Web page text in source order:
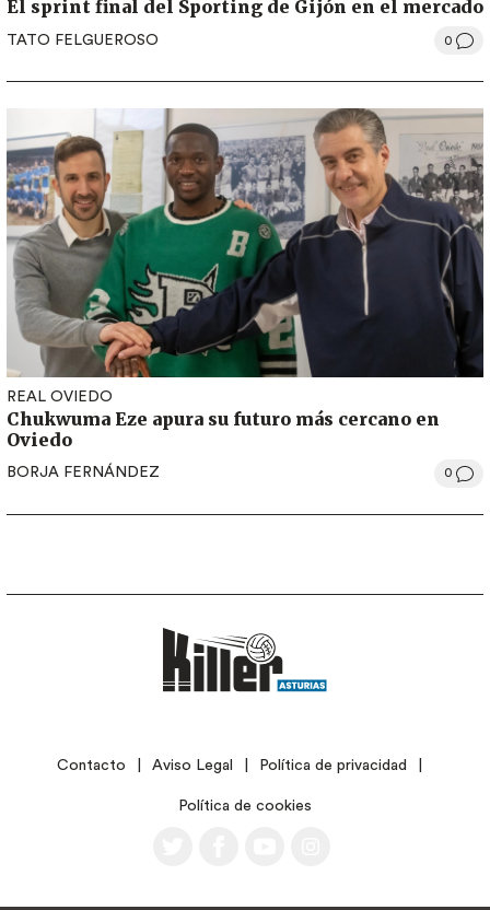
El sprint final del Sporting de Gijón en el mercado
TATO FELGUEROSO 0
REAL OVIEDO
Chukwuma Eze apura su futuro más cercano en
Oviedo
BORJA FERNÁNDEZ 0
LEGALContacto Aviso Legal Política de privacidad
Política de cookies